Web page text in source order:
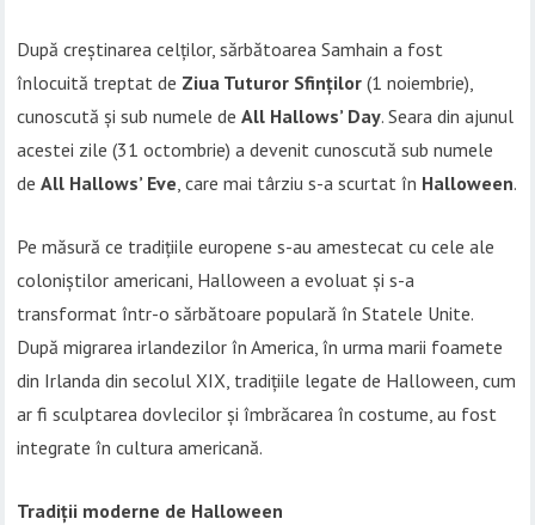
După creștinarea celților, sărbătoarea Samhain a fost
înlocuită treptat de Ziua Tuturor Sfinților (1 noiembrie),
cunoscută și sub numele deAll Hallows’ Day. Seara din ajunul
acestei zile (31 octombrie) a devenit cunoscută sub numele
deAll Hallows’ Eve, care mai târziu s-a scurtat în Halloween.
Pe măsură ce tradițiile europene s-au amestecat cu cele ale
coloniștilor americani, Halloween a evoluat și s-a
transformat într-o sărbătoare populară în Statele Unite.
După migrarea irlandezilor în America, în urma marii foamete
din Irlanda din secolul XIX, tradițiile legate de Halloween, cum
ar fi sculptarea dovlecilor și îmbrăcarea în costume, au fost
integrate în cultura americană.
Tradiții moderne de Halloween